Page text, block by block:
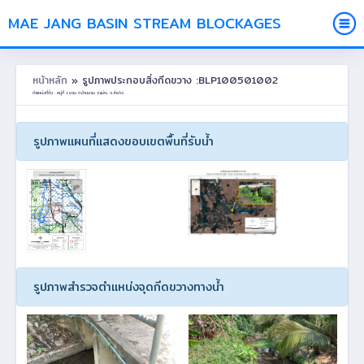
MAE JANG BASIN STREAM BLOCKAGES
หน้าหลัก » รูปภาพประกอบสิ่งกีดขวาง :BLP100501002
ตำแหน่งที่ตั้ง : หมู่ที่ 1 บอม ต.บ้านบอม อ.แม่ทะ จ.ลำปาง
รูปภาพแผนที่แสดงขอบเขตพื้นที่รับน้ำ
รูปภาพสำรวจตำแหน่งจุดกีดขวางทางน้ำ